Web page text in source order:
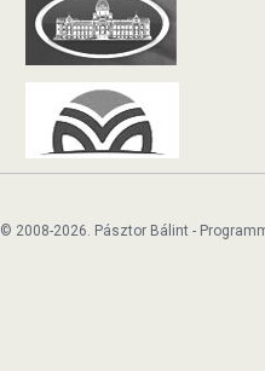
© 2008-2026. Pásztor Bálint -